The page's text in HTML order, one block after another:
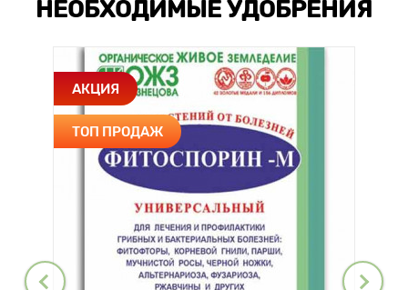
НЕОБХОДИМЫЕ УДОБРЕНИЯ
АКЦИЯ
ТОП ПРОДАЖ